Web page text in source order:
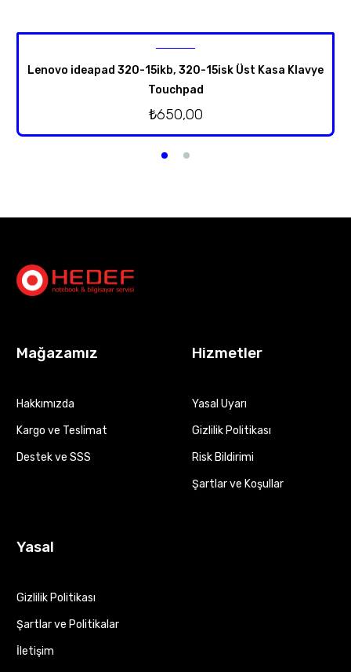
Lenovo ideapad 320-15ikb, 320-15isk Üst Kasa Klavye
Touchpad
₺650,00
Mağazamız
Hakkımızda
Kargo ve Teslimat
Destek ve SSS
Hizmetler
Yasal Uyarı
Gizlilik Politikası
Risk Bildirimi
Şartlar ve Koşullar
Yasal
Gizlilik Politikası
Şartlar ve Politikalar
İletişim